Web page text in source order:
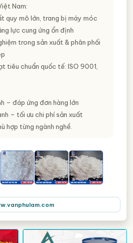
Nam:
quy mô lớn, trang bị máy móc
lực cung ứng ổn định
trong sản xuất & phân phối
tiêu chuẩn quốc tế: ISO 9001,
– đáp ứng đơn hàng lớn
– tối ưu chi phí sản xuất
hợp từng ngành nghề.